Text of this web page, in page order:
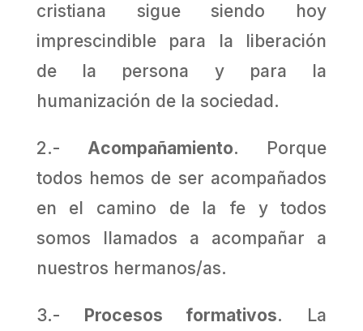
cristiana sigue siendo hoy
imprescindible para la liberación
de la persona y para la
humanización de la sociedad.
2.- Acompañamiento. Porque
todos hemos de ser acompañados
en el camino de la fe y todos
somos llamados a acompañar a
nuestros hermanos/as.
3.- Procesos formativos. La